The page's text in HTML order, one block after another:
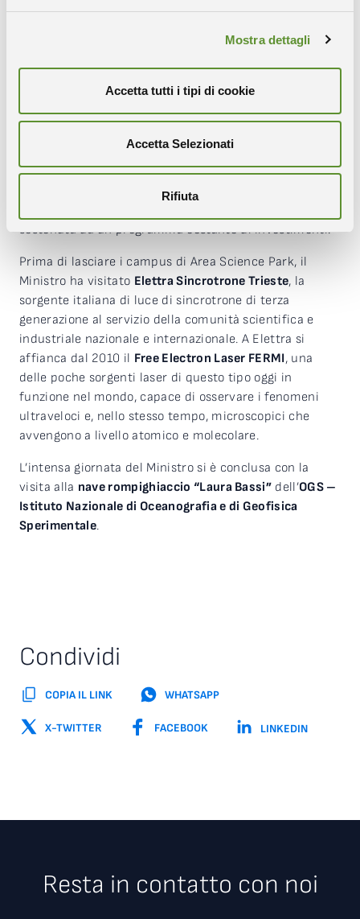
Mostra dettagli
Accetta tutti i tipi di cookie
Accetta Selezionati
Rifiuta
know-how e servizi finalizzati a test sperimentali e
Tappa successiva ilaboratori di R&D di Alifax, una delle
sviluppo, produzione e distribuzione di strumentazione
diagnostica clinica per l’automazione di laboratorio,
caratterizzata da un forte orientamento verso la
sostenuta da un programma costante di investimenti.
Prima di lasciare i campus di Area Science Park, il
Ministro ha visitato Elettra Sincrotrone Trieste, la
sorgente italiana di luce di sincrotrone di terza
generazione al servizio della comunità scientifica e
industriale nazionale e internazionale. A Elettra si
affianca dal 2010 il Free Electron Laser FERMI, una
delle poche sorgenti laser di questo tipo oggi in
funzione nel mondo, capace di osservare i fenomeni
ultraveloci e, nello stesso tempo, microscopici che
avvengono a livello atomico e molecolare.
L’intensa giornata del Ministro si è conclusa con la
visita alla nave rompighiaccio “Laura Bassi” dell’OGS –
Istituto Nazionale di Oceanografia e di Geofisica
Sperimentale.
Condividi
COPIA IL LINK WHATSAPP
X-TWITTER FACEBOOK LINKEDIN
Resta in contatto con noi